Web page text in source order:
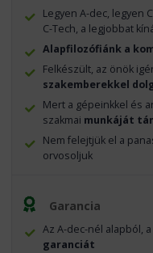
Legyen A-dec, legyen
C-Tech, a legjobbat
Alapfilozófiánk a
Felkészült, az önök
szakemberekkel
Mert a gépeinkkel és
szakmai munkáját
Nem felejtjük el a
orvosoljuk
Garancia
Az A-dec-nél alapból,
garanciát